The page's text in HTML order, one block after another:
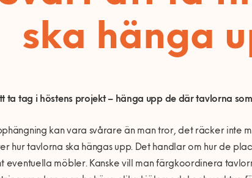
ska hänga
ta tag i höstens projekt – hänga upp de där tavlorna
kan vara svårare än man tror, det räcker inte
hur tavlorna ska hängas upp. Det handlar om hur de
eventuella möbler. Kanske vill man färgkoordinera